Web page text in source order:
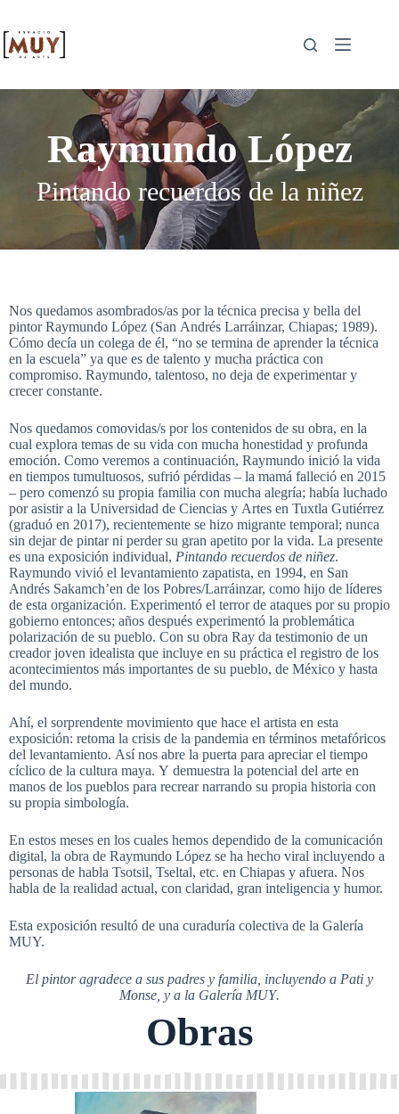
Raymundo López
Pintando recuerdos de la niñez
Nos quedamos asombrados/as por la técnica precisa y bella del
pintor Raymundo López (San Andrés Larráinzar, Chiapas; 1989).
Cómo decía un colega de él, “no se termina de aprender la técnica
en la escuela” ya que es de talento y mucha práctica con
compromiso. Raymundo, talentoso, no deja de experimentar y
crecer constante.
Nos quedamos comovidas/s por los contenidos de su obra, en la
cual explora temas de su vida con mucha honestidad y profunda
emoción. Como veremos a continuación, Raymundo inició la vida
en tiempos tumultuosos, sufrió pérdidas – la mamá falleció en 2015
– pero comenzó su propia familia con mucha alegría; había luchado
por asistir a la Universidad de Ciencias y Artes en Tuxtla Gutiérrez
(graduó en 2017), recientemente se hizo migrante temporal; nunca
sin dejar de pintar ni perder su gran apetito por la vida. La presente
es una exposición individual, Pintando recuerdos de niñez.
Raymundo vivió el levantamiento zapatista, en 1994, en San
Andrés Sakamch’en de los Pobres/Larráinzar, como hijo de líderes
de esta organización. Experimentó el terror de ataques por su propio
gobierno entonces; años después experimentó la problemática
polarización de su pueblo. Con su obra Ray da testimonio de un
creador joven idealista que incluye en su práctica el registro de los
acontecimientos más importantes de su pueblo, de México y hasta
del mundo.
Ahí, el sorprendente movimiento que hace el artista en esta
exposición: retoma la crisis de la pandemia en términos metafóricos
del levantamiento. Así nos abre la puerta para apreciar el tiempo
cíclico de la cultura maya. Y demuestra la potencial del arte en
manos de los pueblos para recrear narrando su propia historia con
su propia simbología.
En estos meses en los cuales hemos dependido de la comunicación
digital, la obra de Raymundo López se ha hecho viral incluyendo a
personas de habla Tsotsil, Tseltal, etc. en Chiapas y afuera. Nos
habla de la realidad actual, con claridad, gran inteligencia y humor.
Esta exposición resultó de una curaduría colectiva de la Galería
MUY.
El pintor agradece a sus padres y familia, incluyendo a Pati y
Monse, y a la Galería MUY.
Obras